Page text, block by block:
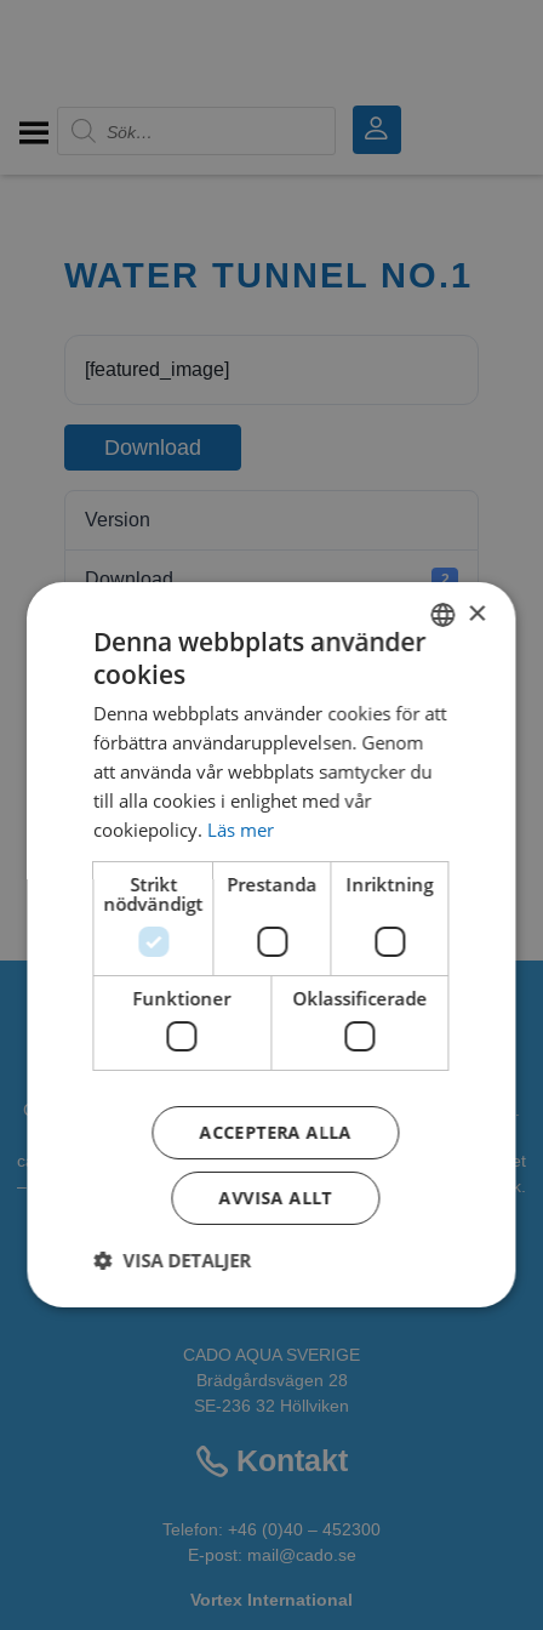
Produktsökning
WATER TUNNEL NO.1
[featured_image]
Download
Version
Download 2
File Size 202.31 KB
WATER TUNNEL NO.1
Om oss
CADO är en professionell leverantör av vattenlek, lekplatser mm.
Vi har levererat vattenlek till kommuner, djurparker och
campingplatser. Vi vill bidra som en partner i alla faser av projektet
– från idé till verklighet. CADOAQUA är vår avdelning för vattenlek.
All fakta om CADO får du HÄR
CADO AQUA SVERIGE
Brädgårdsvägen 28
SE-236 32 Höllviken
Kontakt
Telefon: +46 (0)40 – 452300
E-post: mail@cado.se
Vortex International
DANISH
×
Denna webbplats använder
cookies
Denna webbplats använder cookies för att
förbättra användarupplevelsen. Genom
att använda vår webbplats samtycker du
till alla cookies i enlighet med vår
cookiepolicy. Läs mer
Strikt
nödvändigt
Prestanda Inriktning
Funktioner Oklassificerade
ACCEPTERA ALLA
AVVISA ALLT
VISA DETALJER